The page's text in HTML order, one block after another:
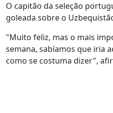
O capitão da seleção
goleada sobre o
"Muito feliz, mas o mais
semana, sabíamos que iria
como se costuma dizer",